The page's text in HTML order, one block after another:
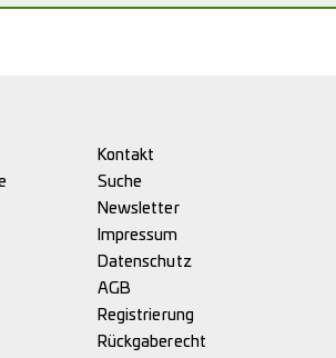
Kontakt
Suche
Newsletter
Impressum
Datenschutz
AGB
Registrierung
Rückgaberecht